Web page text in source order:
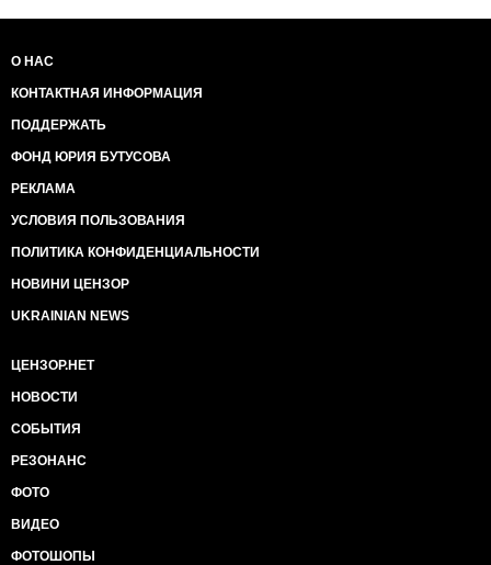
О НАС
КОНТАКТНАЯ ИНФОРМАЦИЯ
ПОДДЕРЖАТЬ
ФОНД ЮРИЯ БУТУСОВА
РЕКЛАМА
УСЛОВИЯ ПОЛЬЗОВАНИЯ
ПОЛИТИКА КОНФИДЕНЦИАЛЬНОСТИ
НОВИНИ ЦЕНЗОР
UKRAINIAN NEWS
ЦЕНЗОР.НЕТ
НОВОСТИ
СОБЫТИЯ
РЕЗОНАНС
ФОТО
ВИДЕО
ФОТОШОПЫ